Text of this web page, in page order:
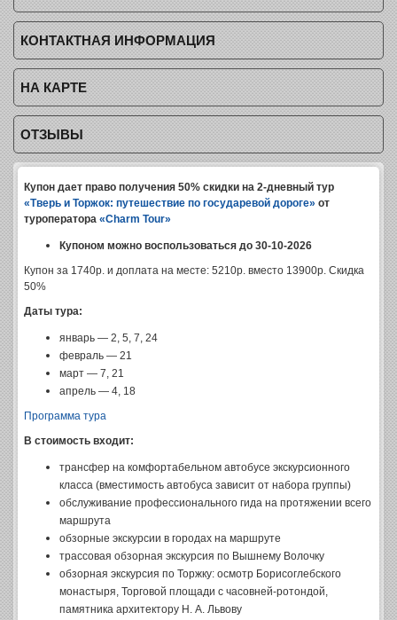
КОНТАКТНАЯ ИНФОРМАЦИЯ
НА КАРТЕ
ОТЗЫВЫ
Купон дает право получения 50% скидки на 2-дневный тур
«Тверь и Торжок: путешествие по государевой дороге» от
туроператора «Charm Tour»
Купоном можно воспользоваться до 30-10-2026
Купон за 1740р. и доплата на месте: 5210р. вместо 13900р. Скидка
50%
Даты тура:
январь — 2, 5, 7, 24
февраль — 21
март — 7, 21
апрель — 4, 18
Программа тура
В стоимость входит:
трансфер на комфортабельном автобусе экскурсионного
класса (вместимость автобуса зависит от набора группы)
обслуживание профессионального гида на протяжении всего
маршрута
обзорные экскурсии в городах на маршруте
трассовая обзорная экскурсия по Вышнему Волочку
обзорная экскурсия по Торжку: осмотр Борисоглебского
монастыря, Торговой площади с часовней-ротондой,
памятника архитектору Н. А. Львову